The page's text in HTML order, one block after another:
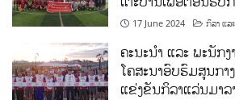
17 June 2024 ກິລາ ແລ
ຄະນະນຳ ແລະ ພະນັກ
ໂຄສະນາອົບຮົມສູນກາ
ແຂ່ງຂັນກິລາແລ່ນມາ